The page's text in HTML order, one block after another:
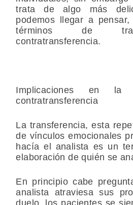
trata de algo más
podemos llegar a pensar,
términos de
contratransferencia.
Implicaciones en la
contratransferencia
La transferencia, esta
de vínculos emocionales
hacía el analista es un
elaboración de quién se
En principio cabe
analista atraviesa sus
duelo, los pacientes se